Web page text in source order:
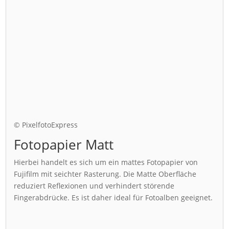
© PixelfotoExpress
Fotopapier Matt
Hierbei handelt es sich um ein mattes Fotopapier von
Fujifilm mit seichter Rasterung. Die Matte Oberfläche
reduziert Reflexionen und verhindert störende
Fingerabdrücke. Es ist daher ideal für Fotoalben geeignet.